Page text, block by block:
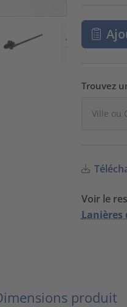
Trouvez
Voir le
Lanières
produit